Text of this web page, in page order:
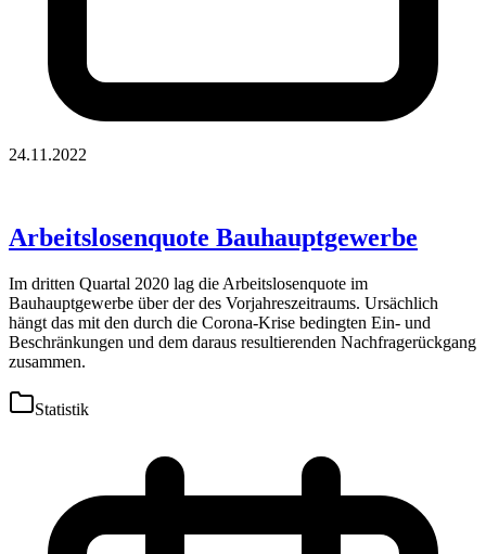
24.11.2022
Arbeitslosenquote Bauhauptgewerbe
Im dritten Quartal 2020 lag die Arbeitslosenquote im
Bauhauptgewerbe über der des Vorjahreszeitraums. Ursächlich
hängt das mit den durch die Corona-Krise bedingten Ein- und
Beschränkungen und dem daraus resultierenden Nachfragerückgang
zusammen.
Statistik